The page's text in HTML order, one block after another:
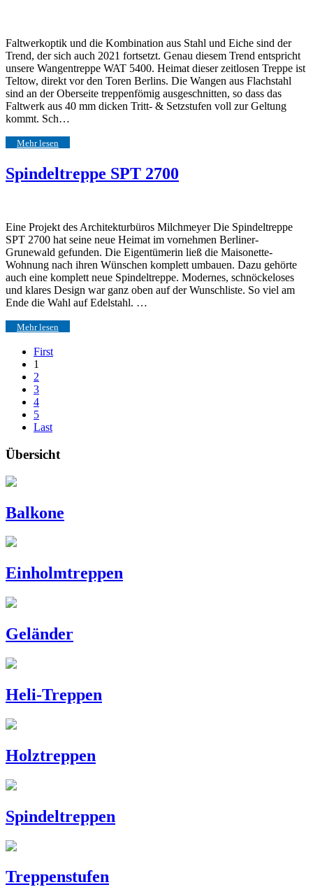
Faltwerkoptik und die Kombination aus Stahl und Eiche sind der
Trend, der sich auch 2021 fortsetzt. Genau diesem Trend entspricht
unsere Wangentreppe WAT 5400. Heimat dieser zeitlosen Treppe ist
Teltow, direkt vor den Toren Berlins. Die Wangen aus Flachstahl
sind an der Oberseite treppenfömig ausgeschnitten, so dass das
Faltwerk aus 40 mm dicken Tritt- & Setzstufen voll zur Geltung
kommt. Sch…
Mehr lesen
Spindeltreppe SPT 2700
Eine Projekt des Architekturbüros Milchmeyer Die Spindeltreppe
SPT 2700 hat seine neue Heimat im vornehmen Berliner-
Grunewald gefunden. Die Eigentümerin ließ die Maisonette-
Wohnung nach ihren Wünschen komplett umbauen. Dazu gehörte
auch eine komplett neue Spindeltreppe. Modernes, schnöckeloses
und klares Design war ganz oben auf der Wunschliste. So viel am
Ende die Wahl auf Edelstahl. …
Mehr lesen
First
1
2
3
4
5
Last
Übersicht
Balkone
Einholmtreppen
Geländer
Heli-Treppen
Holztreppen
Spindeltreppen
Treppenstufen